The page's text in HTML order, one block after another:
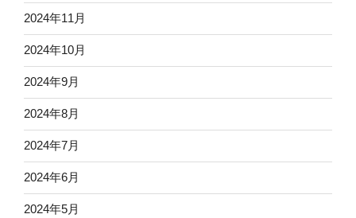
2024年11月
2024年10月
2024年9月
2024年8月
2024年7月
2024年6月
2024年5月